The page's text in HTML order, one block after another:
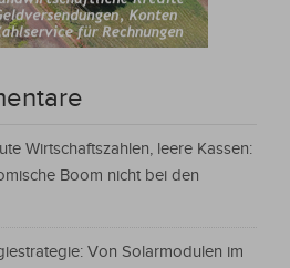
Wirtschaftszahlen, leere Kassen:
Boom nicht bei den
Von Solarmodulen im